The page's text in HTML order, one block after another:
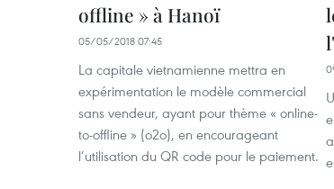
offline » à Hanoï
05/05/2018 07:45
La capitale vietnamienne mettra en
expérimentation le modèle commercial
sans vendeur, ayant pour thème « online-
to-offline » (o2o), en encourageant
l’utilisation du QR code pour le paiement.